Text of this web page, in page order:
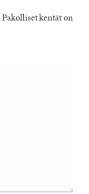
Pakolliset kentät on